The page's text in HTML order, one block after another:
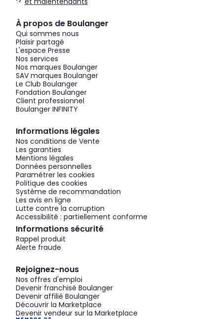
À propos de Boulanger
Qui sommes nous
Plaisir partagé
L'espace Presse
Nos services
Nos marques Boulanger
SAV marques Boulanger
Le Club Boulanger
Fondation Boulanger
Client professionnel
Boulanger INFINITY
Informations légales
Nos conditions de Vente
Les garanties
Mentions légales
Données personnelles
Paramétrer les cookies
Politique des cookies
Système de recommandation
Les avis en ligne
Lutte contre la corruption
Accessibilité : partiellement conforme
Informations sécurité
Rappel produit
Alerte fraude
Rejoignez-nous
Nos offres d'emploi
Devenir franchisé Boulanger
Devenir affilié Boulanger
Découvrir la Marketplace
Devenir vendeur sur la Marketplace